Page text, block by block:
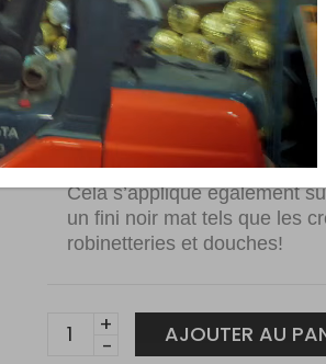
MÂT
Utiliser simplement un
l’eau tiède pour nettoyer
ÉVITER d’utiliser des
incluant des produits
tels que le vinaigre, les
Cela s’applique également
un fini noir mat tels que les
robinetteries et douches!
11088QT-
AJOUTER AU